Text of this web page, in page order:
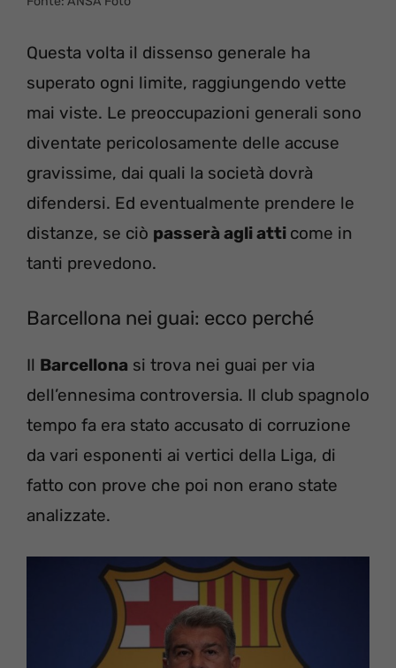
Questa volta il dissenso generale ha
superato ogni limite, raggiungendo vette
mai viste. Le preoccupazioni generali sono
diventate pericolosamente delle accuse
gravissime, dai quali la società dovrà
difendersi. Ed eventualmente prendere le
distanze, se ciò passerà agli atti come in
tanti prevedono.
Barcellona nei guai: ecco perché
Il Barcellona si trova nei guai per via
dell’ennesima controversia. Il club spagnolo
tempo fa era stato accusato di corruzione
da vari esponenti ai vertici della Liga, di
fatto con prove che poi non erano state
analizzate.